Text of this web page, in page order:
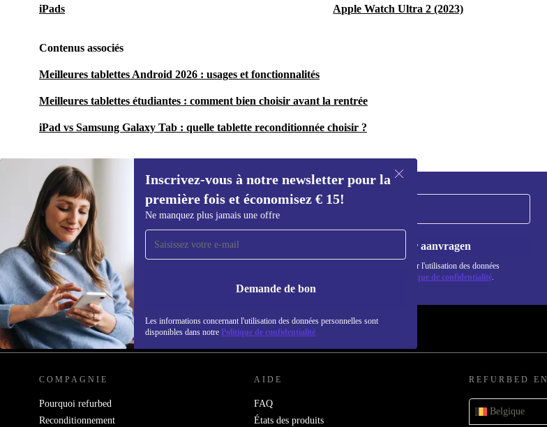
iPads Apple Watch Ultra 2 (2023)
Contenus associés
Meilleures tablettes Android 2026 : usages et fonctionnalités
Meilleures tablettes étudiantes : comment bien choisir avant la rentrée
iPad vs Samsung Galaxy Tab : quelle tablette reconditionnée choisir ?
Inscrivez-vous à notre newsletter pour la
première fois et économisez € 15!
Ne manquez plus jamais une offre
Demande de bon
Les informations concernant l'utilisation des données personnelles sont
disponibles dans notre Politique de confidentialité
Inscrivez-vous à notre newsletter pour
la première fois et économisez 15 € !
Ne manquez plus aucune offre.
Voucher aanvragen
Retrouvez les informations sur l'utilisation des données
politique de confidentialité.
REFURBED BELGIQUE - RETHINK NEW.
COMPAGNIE
Pourquoi refurbed
Reconditionnement
AIDE
FAQ
États des produits
REFURBED EN
Belgique